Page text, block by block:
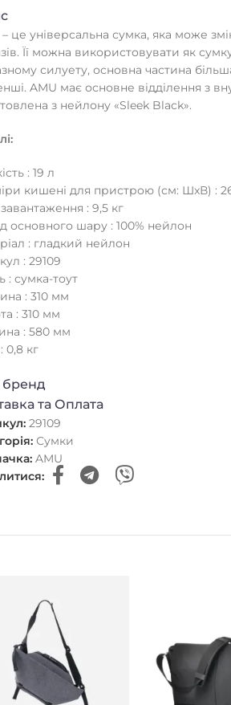
– це універсальна сумка, яка може
Її можна використовувати як
силуету, основна частина
AMU має основне відділення з
з нейлону «Sleek Black».
: 19 л
кишені для пристрою (см: ШxВ) :
: 9,5 кг
основного шару : 100% нейлон
: гладкий нейлон
: 29109
: сумка-тоут
: 310 мм
: 310 мм
: 580 мм
0,8 кг
та Оплата
29109
Сумки
AMU